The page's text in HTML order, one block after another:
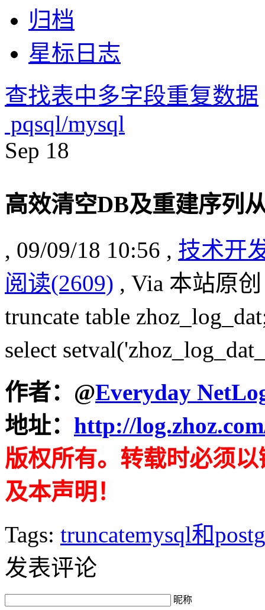
归档
星标日志
查找表中多字段重复数据
pqsql/mysql
Sep 18
高效清空DB及重建序列
, 09/09/18 10:56 , 技术开
阅读(2609) , Via 本站原
truncate table
select
作者： @Everyday
地址： http://
版权所有。转载时必须
及本声明！
Tags: truncatemysql和
发表评论
昵称